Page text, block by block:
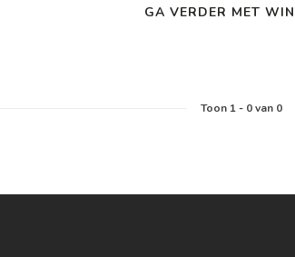
GA VERDER MET
Toon 1- 0van 0